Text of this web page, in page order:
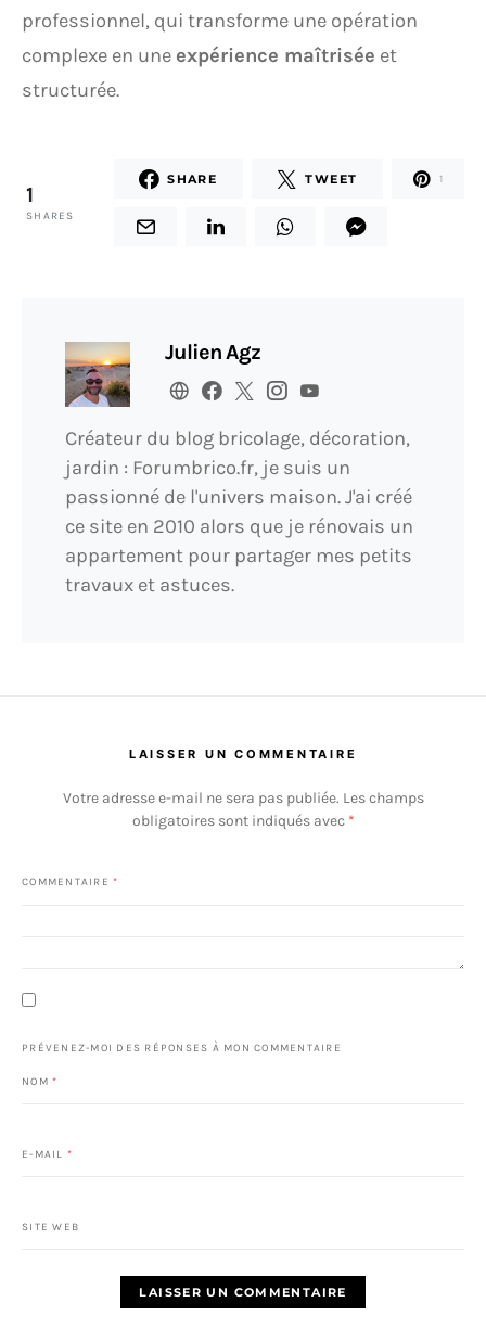
professionnel, qui transforme une opération
complexe en une expérience maîtrisée et
structurée.
1
SHARES
SHARE TWEET 1
Julien Agz
Créateur du blog bricolage, décoration,
jardin : Forumbrico.fr, je suis un
passionné de l'univers maison. J'ai créé
ce site en 2010 alors que je rénovais un
appartement pour partager mes petits
travaux et astuces.
LAISSER UN COMMENTAIRE
Votre adresse e-mail ne sera pas publiée. Les champs
obligatoires sont indiqués avec *
COMMENTAIRE *
PRÉVENEZ-MOI DES RÉPONSES À MON COMMENTAIRE
NOM *
E-MAIL *
SITE WEB